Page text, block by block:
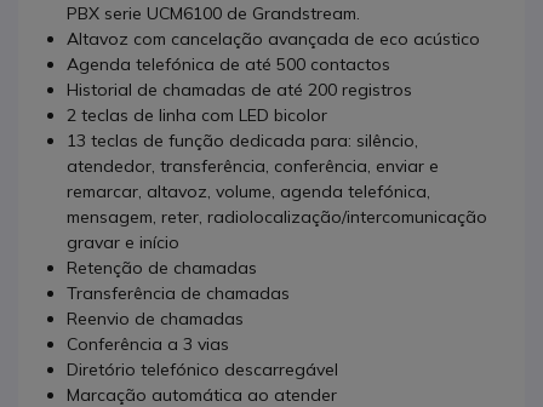
PBX serie UCM6100 de Grandstream.
Altavoz com cancelação avançada de eco acústico
Agenda telefónica de até 500 contactos
Historial de chamadas de até 200 registros
2 teclas de linha com LED bicolor
13 teclas de função dedicada para: silêncio,
atendedor, transferência, conferência, enviar e
remarcar, altavoz, volume, agenda telefónica,
mensagem, reter, radiolocalização/intercomunicação
gravar e início
Retenção de chamadas
Transferência de chamadas
Reenvio de chamadas
Conferência a 3 vias
Diretório telefónico descarregável
Marcação automática ao atender